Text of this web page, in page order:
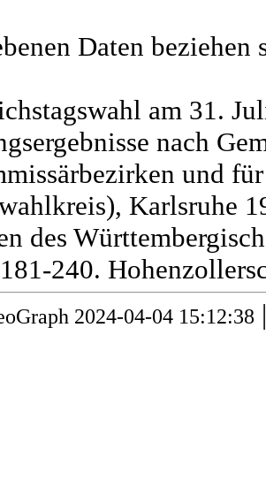
Daten
am 31.
nach
und
Karlsruhe
des
240.
2024-04-04 15:12:38